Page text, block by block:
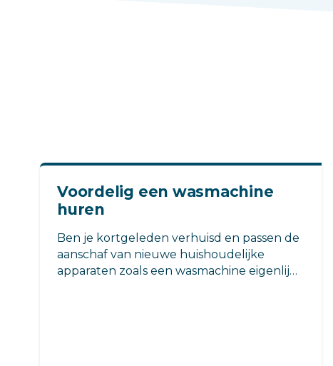
Voordelig een wasmachine
huren
Ben je kortgeleden verhuisd en passen de
aanschaf van nieuwe huishoudelijke
apparaten zoals een wasmachine eigenlijk